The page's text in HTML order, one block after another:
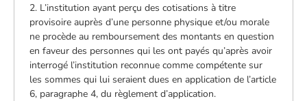
2. L’institution ayant perçu des cotisations à titre
provisoire auprès d’une personne physique et/ou morale
ne procède au remboursement des montants en question
en faveur des personnes qui les ont payés qu’après avoir
interrogé l’institution reconnue comme compétente sur
les sommes qui lui seraient dues en application de l’article
6, paragraphe 4, du règlement d’application.